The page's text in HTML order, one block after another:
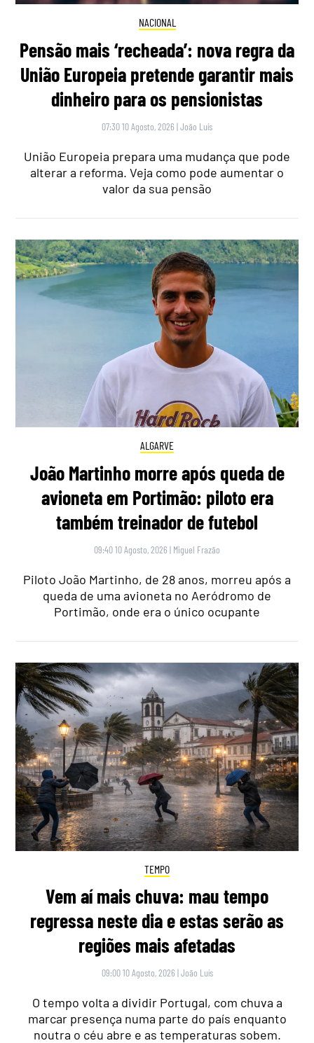
NACIONAL
Pensão mais ‘recheada’: nova regra da
União Europeia pretende garantir mais
dinheiro para os pensionistas
07:30 10 Agosto, 2026 |João Luís
União Europeia prepara uma mudança que pode
alterar a reforma. Veja como pode aumentar o
valor da sua pensão
ALGARVE
João Martinho morre após queda de
avioneta em Portimão: piloto era
também treinador de futebol
09:40 10 Agosto, 2026 | Miguel Frazão
Piloto João Martinho, de 28 anos, morreu após a
queda de uma avioneta no Aeródromo de
Portimão, onde era o único ocupante
TEMPO
Vem aí mais chuva: mau tempo
regressa neste dia e estas serão as
regiões mais afetadas
09:00 10 Agosto, 2026 |João Luís
O tempo volta a dividir Portugal, com chuva a
marcar presença numa parte do país enquanto
noutra o céu abre e as temperaturas sobem.